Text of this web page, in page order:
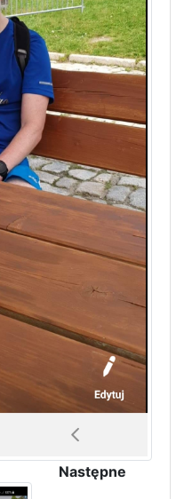
Następne